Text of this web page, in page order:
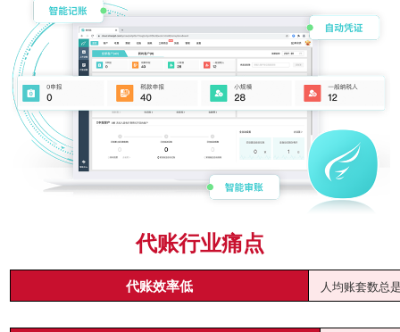
代账行业痛点
代账效率低 人均账套数总